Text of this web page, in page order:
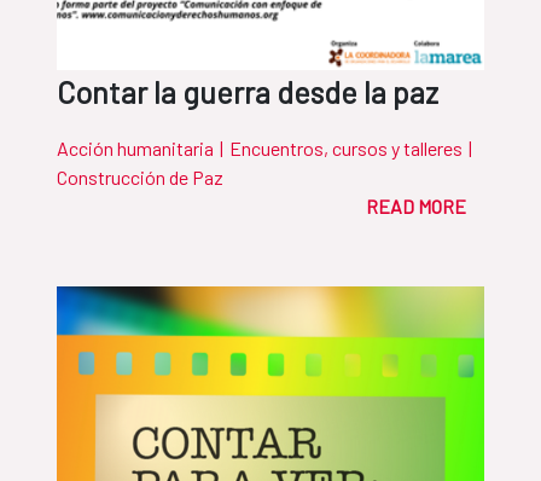
Contar la guerra desde la paz
Acción humanitaria | Encuentros, cursos y talleres |
Construcción de Paz
READ MORE